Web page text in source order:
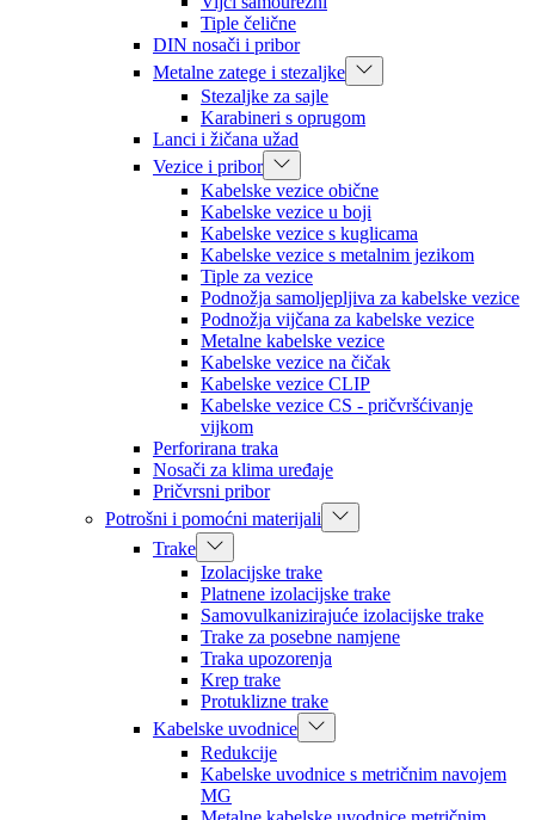
Tiple čelične
DIN nosači i pribor
Metalne zatege i stezaljke
Stezaljke za sajle
Karabineri s oprugom
Lanci i žičana užad
Vezice i pribor
Kabelske vezice obične
Kabelske vezice u boji
Kabelske vezice s kuglicama
Kabelske vezice s metalnim jezikom
Tiple za vezice
Podnožja samoljepljiva za kabelske vezice
Podnožja vijčana za kabelske vezice
Metalne kabelske vezice
Kabelske vezice na čičak
Kabelske vezice CLIP
Kabelske vezice CS - pričvršćivanje
vijkom
Perforirana traka
Nosači za klima uređaje
Pričvrsni pribor
Potrošni i pomoćni materijali
Trake
Izolacijske trake
Platnene izolacijske trake
Samovulkanizirajuće izolacijske trake
Trake za posebne namjene
Traka upozorenja
Krep trake
Protuklizne trake
Kabelske uvodnice
Redukcije
Kabelske uvodnice s metričnim navojem
MG